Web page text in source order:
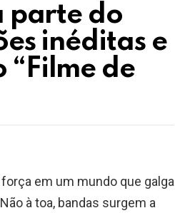
parte do
inéditas e
de
em um mundo que galga
à toa, bandas surgem a